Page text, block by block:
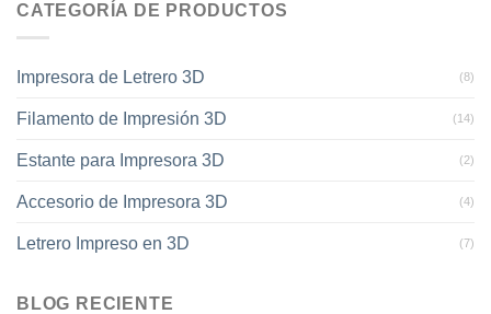
CATEGORÍA DE PRODUCTOS
Impresora de Letrero 3D (8)
Filamento de Impresión 3D (14)
Estante para Impresora 3D (2)
Accesorio de Impresora 3D (4)
Letrero Impreso en 3D (7)
BLOG RECIENTE